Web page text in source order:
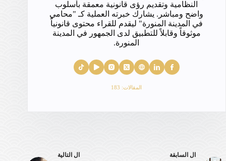
النظامية وتقديم رؤى قانونية معمقة بأسلوب
واضح ومباشر. يشارك خبرته العملية كـ "محامي
في المدينة المنورة" ليقدم للقراء محتوى قانونياً
موثوقاً وقابلاً للتطبيق لدى الجمهور في المدينة
المنورة.
المقالات: 183
ال السابقة ال التالية